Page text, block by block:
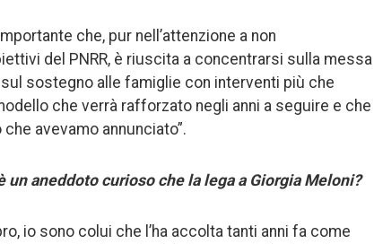
che, pur nell’attenzione a non
del PNRR, è riuscita a concentrarsi sulla messa
sostegno alle famiglie con interventi più che
che verrà rafforzato negli anni a seguire e che
avevamo annunciato”.
un aneddoto curioso che la lega a Giorgia Meloni?
io sono colui che l’ha accolta tanti anni fa come